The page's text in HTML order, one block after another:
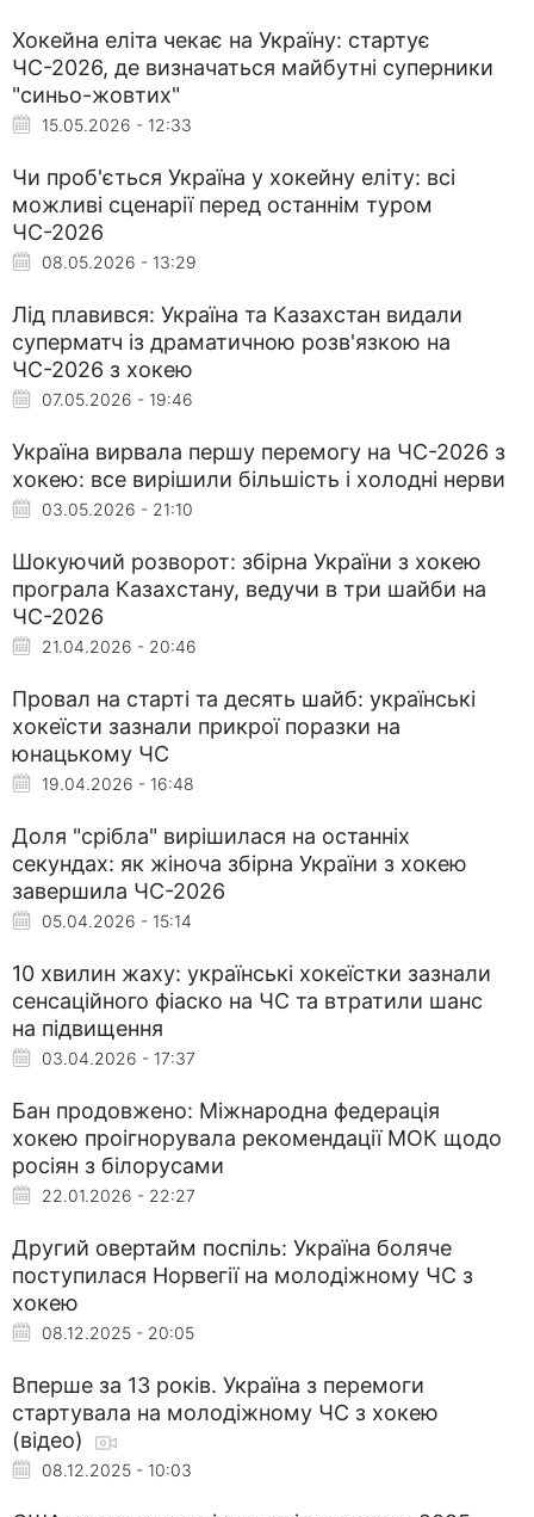
Хокейна еліта чекає на Україну: стартує
ЧС-2026, де визначаться майбутні суперники
"синьо-жовтих"
15.05.2026 - 12:33
Чи проб'ється Україна у хокейну еліту: всі
можливі сценарії перед останнім туром
ЧС-2026
08.05.2026 - 13:29
Лід плавився: Україна та Казахстан видали
суперматч із драматичною розв'язкою на
ЧС-2026 з хокею
07.05.2026 - 19:46
Україна вирвала першу перемогу на ЧС-2026 з
хокею: все вирішили більшість і холодні нерви
03.05.2026 - 21:10
Шокуючий розворот: збірна України з хокею
програла Казахстану, ведучи в три шайби на
ЧС-2026
21.04.2026 - 20:46
Провал на старті та десять шайб: українські
хокеїсти зазнали прикрої поразки на
юнацькому ЧС
19.04.2026 - 16:48
Доля "срібла" вирішилася на останніх
секундах: як жіноча збірна України з хокею
завершила ЧС-2026
05.04.2026 - 15:14
10 хвилин жаху: українські хокеїстки зазнали
сенсаційного фіаско на ЧС та втратили шанс
на підвищення
03.04.2026 - 17:37
Бан продовжено: Міжнародна федерація
хокею проігнорувала рекомендації МОК щодо
росіян з білорусами
22.01.2026 - 22:27
Другий овертайм поспіль: Україна боляче
поступилася Норвегії на молодіжному ЧС з
хокею
08.12.2025 - 20:05
Вперше за 13 років. Україна з перемоги
стартувала на молодіжному ЧС з хокею
(відео)
08.12.2025 - 10:03